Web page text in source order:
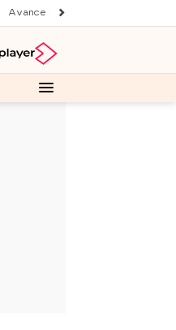
Avance Sueños de libertad